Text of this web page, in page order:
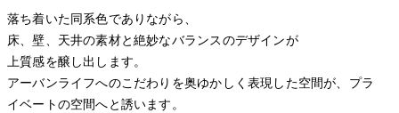
落ち着いた同系色でありながら、
床、壁、天井の素材と絶妙なバランスのデザインが
上質感を醸し出します。
アーバンライフへのこだわりを奥ゆかしく表現した空間が、プラ
イベートの空間へと誘います。